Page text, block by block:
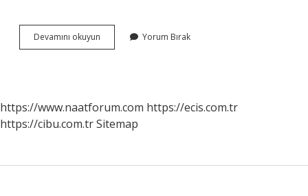
Devamını okuyun Beşiktaş
Akaretler
Yorum Bırak
https://www.naatforum.com https://ecis.com.tr
https://cibu.com.trSitemap